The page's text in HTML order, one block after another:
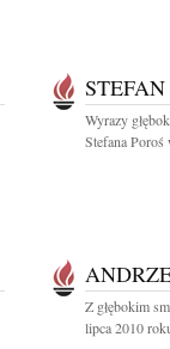
STEFAN
Wyrazy
Stefana Poroś
Z głębokim
lipca 2010